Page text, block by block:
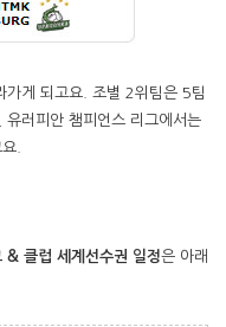
가게 되고요. 조별 2위팀은 5팀
러피안 챔피언스 리그에서는
.
& 클럽 세계선수권 일정은 아래